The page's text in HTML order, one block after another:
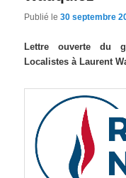
Publié le30 septembre
Lettre ouverte du
Localistes à Laurent